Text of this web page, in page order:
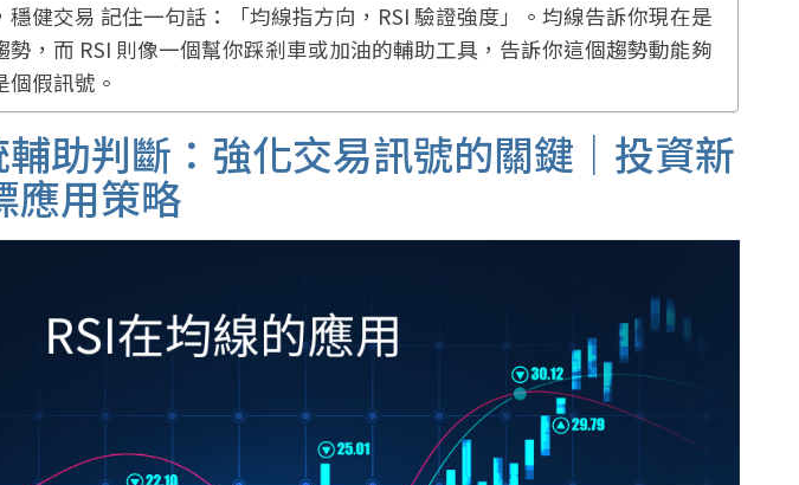
穩健交易 記住一句話：「均線指方向，RSI 驗證強度」。均線告訴你現在是
勢，而 RSI 則像一個幫你踩剎車或加油的輔助工具，告訴你這個趨勢動能夠
假訊號。
輔助判斷：強化交易訊號的關鍵｜投資新
應用策略